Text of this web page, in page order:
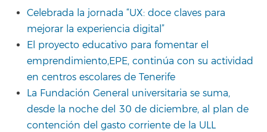
Celebrada la jornada “UX: doce claves para
mejorar la experiencia digital”
El proyecto educativo para fomentar el
emprendimiento,EPE, continúa con su actividad
en centros escolares de Tenerife
La Fundación General universitaria se suma,
desde la noche del 30 de diciembre, al plan de
contención del gasto corriente de la ULL